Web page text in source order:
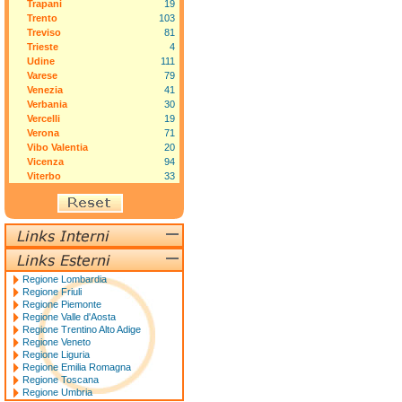
Trapani
19
Trento
103
Treviso
81
Trieste
4
Udine
111
Varese
79
Venezia
41
Verbania
30
Vercelli
19
Verona
71
Vibo Valentia
20
Vicenza
94
Viterbo
33
Regione Lombardia
Regione Friuli
Regione Piemonte
Regione Valle d'Aosta
Regione Trentino Alto Adige
Regione Veneto
Regione Liguria
Regione Emilia Romagna
Regione Toscana
Regione Umbria